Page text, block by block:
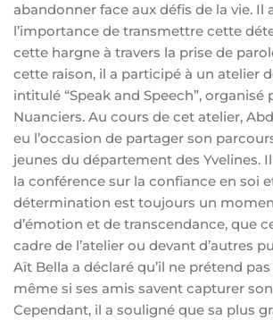
abandonner face aux défis de la vie. Il
l’importance de transmettre cette
cette hargne à travers la prise de
cette raison, il a participé à un atelier
intitulé “Speak and Speech”, organisé
Nuanciers. Au cours de cet atelier,
eu l’occasion de partager son
jeunes du département des Yvelines.
la conférence sur la confiance en soi
détermination est toujours un
d’émotion et de transcendance, que
cadre de l’atelier ou devant d’autres
Aït Bella a déclaré qu’il ne prétend
même si ses amis savent capturer
Cependant, il a souligné que sa plus